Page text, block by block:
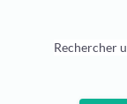
Rechercher